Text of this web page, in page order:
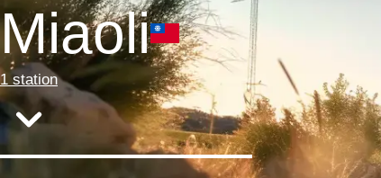
Miaoli
1 station